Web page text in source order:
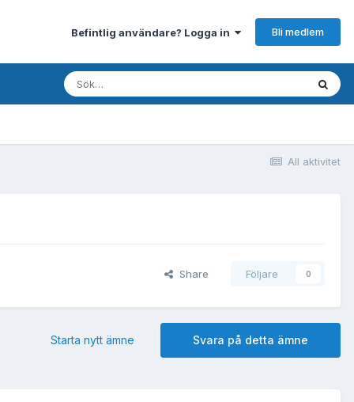
Befintlig användare? Logga in Bli medlem
All aktivitet
Share Följare 0
Svara på detta ämne
Starta nytt ämne